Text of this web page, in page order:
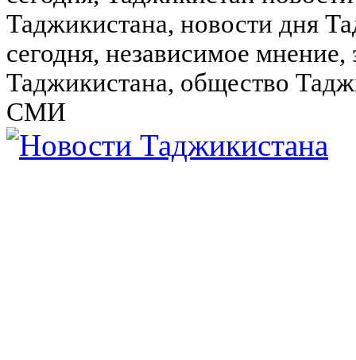
Таджикистана, новости дня
сегодня, независимое
Таджикистана, общество
СМИ